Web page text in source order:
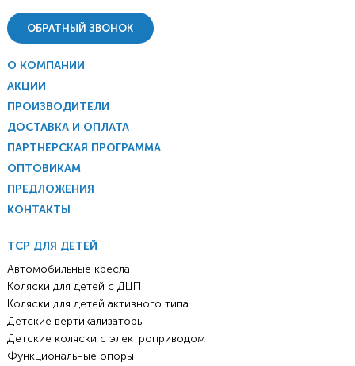
ОБРАТНЫЙ ЗВОНОК
О КОМПАНИИ
АКЦИИ
ПРОИЗВОДИТЕЛИ
ДОСТАВКА И ОПЛАТА
ПАРТНЕРСКАЯ ПРОГРАММА
ОПТОВИКАМ
ПРЕДЛОЖЕНИЯ
КОНТАКТЫ
ТСР ДЛЯ ДЕТЕЙ
Автомобильные кресла
Коляски для детей с ДЦП
Коляски для детей активного типа
Детские вертикализаторы
Детские коляски с электроприводом
Функциональные опоры